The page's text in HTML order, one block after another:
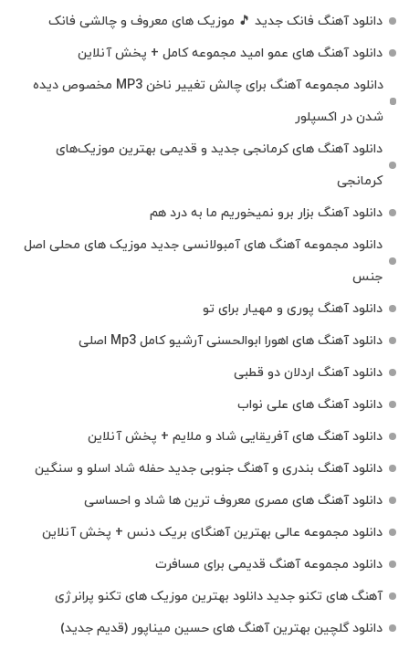
دانلود آهنگ فانک جدید 🎵 موزیک‌ های معروف و چالشی فانک
دانلود آهنگ های عمو امید مجموعه کامل + پخش آنلاین
دانلود مجموعه آهنگ برای چالش تغییر ناخن MP3 مخصوص دیده
شدن در اکسپلور
دانلود آهنگ‌ های کرمانجی جدید و قدیمی بهترین موزیک‌های
کرمانجی
دانلود آهنگ بزار برو نمیخوریم ما به درد هم
دانلود مجموعه آهنگ های آمبولانسی جدید موزیک های محلی اصل
جنس
دانلود آهنگ پوری و مهیار برای تو
دانلود آهنگ های اهورا ابوالحسنی آرشیو کامل Mp3 اصلی
دانلود آهنگ اردلان دو قطبی
دانلود آهنگ های علی نواب
دانلود آهنگ های آفریقایی شاد و ملایم + پخش آنلاین
دانلود آهنگ بندری و آهنگ جنوبی جدید حفله شاد اسلو و سنگین
دانلود آهنگ های مصری معروف ترین ها شاد و احساسی
دانلود مجموعه عالی بهترین آهنگای بریک دنس + پخش آنلاین
دانلود مجموعه آهنگ قدیمی برای مسافرت
آهنگ های تکنو جدید دانلود بهترین موزیک های تکنو پرانرژی
دانلود گلچین بهترین آهنگ های حسین میناپور (قدیم جدید)